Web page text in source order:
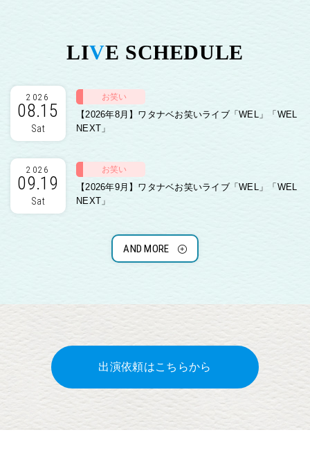
LIVE SCHEDULE
2026
08.15
Sat
お笑い
【2026年8月】ワタナベお笑いライブ「WEL」「WEL
NEXT」
2026
09.19
Sat
お笑い
【2026年9月】ワタナベお笑いライブ「WEL」「WEL
NEXT」
AND MORE
出演依頼はこちらから